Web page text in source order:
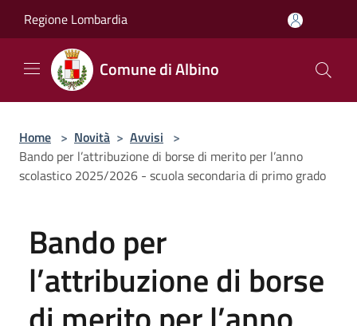
Regione Lombardia
Comune di Albino
Home > Novità > Avvisi >
Bando per l’attribuzione di borse di merito per l’anno
scolastico 2025/2026 - scuola secondaria di primo grado
Bando per
l’attribuzione di borse